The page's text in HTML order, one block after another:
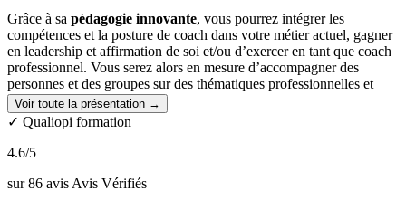
Grâce à sa pédagogie innovante, vous pourrez intégrer les
compétences et la posture de coach dans votre métier actuel, gagner
en leadership et affirmation de soi et/ou d’exercer en tant que coach
professionnel. Vous serez alors en mesure d’accompagner des
personnes et des groupes sur des thématiques professionnelles et
personnelles aussi bien auprès d’entreprises, d’administrations, de
particuliers, d’écoles ou encore d’association.
Financements possibles (Opco, Pôle emploi,…)
Voir toute la présentation →
✓ Qualiopi formation
4.6/5
sur 86 avis Avis Vérifiés